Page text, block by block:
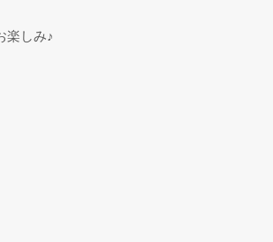
楽しみ♪